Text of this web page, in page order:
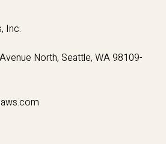
Inc.
North, Seattle, WA 98109-